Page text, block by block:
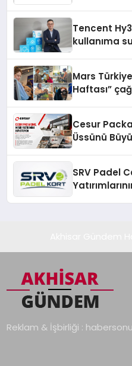
Tencent
kullanıma
Mars
Haftası”
Cesur
Üssünü
SRV Padel
Reklam & İşbirliği :